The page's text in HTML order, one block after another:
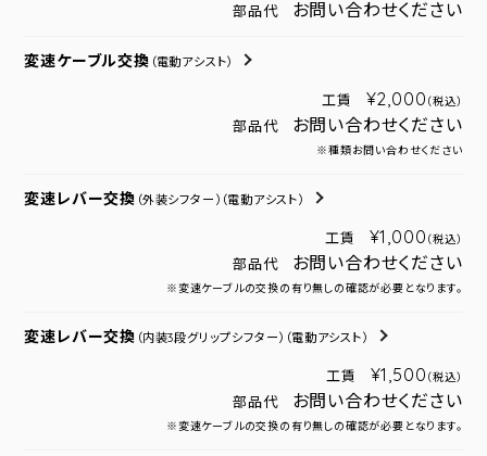
部品代 お問い合わせください
変速ケーブル交換 （電動アシスト）
工賃 ¥2,000 （税込）
部品代 お問い合わせください
※種類お問い合わせください
変速レバー交換 （外装シフター） （電動アシスト）
工賃 ¥1,000 （税込）
部品代 お問い合わせください
※変速ケーブルの交換の有り無しの確認が必要となります。
変速レバー交換 （内装3段グリップシフター） （電動アシスト）
工賃 ¥1,500 （税込）
部品代 お問い合わせください
※変速ケーブルの交換の有り無しの確認が必要となります。